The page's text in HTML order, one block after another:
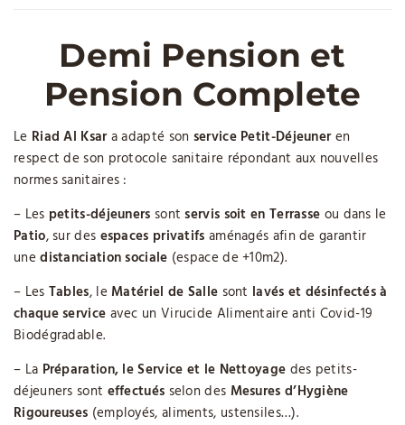
Demi Pension et
Pension Complete
Le Riad Al Ksara adapté son service Petit-Déjeuneren
respect de son protocole sanitaire répondant aux nouvelles
normes sanitaires :
– Les petits-déjeuners sontservis soit en Terrasse ou dans le
Patio, sur des espaces privatifs aménagés afin de garantir
unedistanciation sociale (espace de +10m2).
– Les Tables, le Matériel de Salle sont lavés et désinfectés à
chaque service avec un Virucide Alimentaire anti Covid-19
Biodégradable.
– La Préparation, le Service et le Nettoyage des petits-
déjeuners sont effectués selon des Mesures d’Hygiène
Rigoureuses (employés, aliments, ustensiles…).